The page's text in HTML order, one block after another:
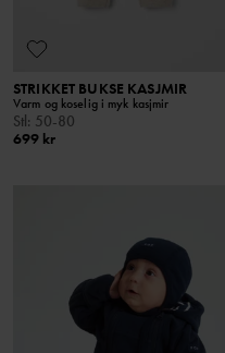
STRIKKET BUKSE KASJMIR
Varm og koselig i myk kasjmir
Stl: 50-80
699 kr